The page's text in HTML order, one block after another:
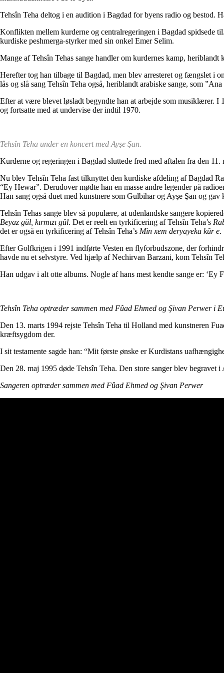
Tehsîn Teha deltog i en audition i Bagdad for byens radio og bestod.
Konflikten mellem kurderne og centralregeringen i Bagdad spidsede
kurdiske peshmerga-styrker med sin onkel Emer Selim.
Mange af Tehsîn Tehas sange handler om kurdernes kamp,
Herefter tog han tilbage til Bagdad, men blev arresteret og fængslet i
lås og slå sang Tehsîn Teha også, heriblandt arabiske sange, som
Efter at være blevet løsladt begyndte han at arbejde som
og fortsatte med at undervise der indtil 1970.
Tehsîn Teha under en koncert med Ayşe Şan.
Kurderne og regeringen i Bagdad sluttede fred med aftalen fra den
Nu blev Tehsîn Teha fast tilknyttet den kurdiske afdeling af Bagdad
“Ey Hewar”. Derudover mødte han en masse andre legender på
Han sang også duet med kunstnere som Gulbihar og Ayşe Şan og
Tehsîn Tehas sange blev så populære, at udenlandske sangere
Beyaz gül, kırmızı gül. Det er reelt en tyrkificering af Tehsîn Teha’s
det er også en tyrkificering af Tehsîn Teha’s Min xem deryayeka kûr e.
Efter Golfkrigen i 1991 indførte Vesten en flyforbudszone, der
havde nu et selvstyre. Ved hjælp af Nechirvan Barzani, kom Tehsîn
Han udgav i alt otte albums. Nogle af hans mest kendte sange er: ‘Ey
Tehsîn Teha optræder sammen med Fûad Ehmed og Şivan Perwer i
Den 13. marts 1994 rejste Tehsîn Teha til Holland med kunstneren
kræftsygdom der.
I sit testamente sagde han: “Mit første ønske er Kurdistans
Den 28. maj 1995 døde Tehsîn Teha. Den store sanger blev begravet i
Sangeren optræder sammen med Fûad Ehmed og Şivan Perwer